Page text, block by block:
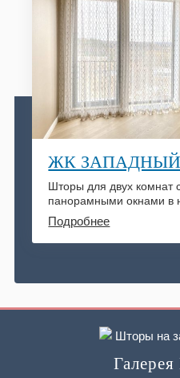
ЖК
Шторы для двух комнат
панорамными окнами в
комплексе
Подробнее